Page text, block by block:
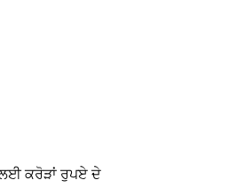
ਕਰੋੜਾਂ ਰੁਪਏ ਦੇ